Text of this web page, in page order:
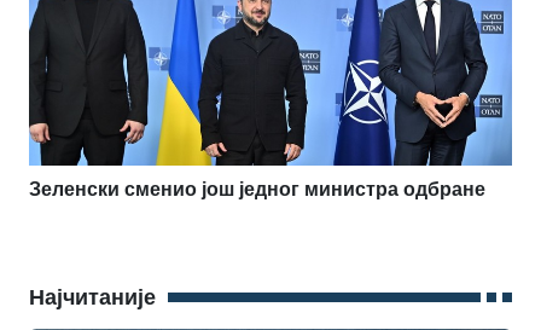
Зеленски сменио још једног министра одбране
Најчитаније